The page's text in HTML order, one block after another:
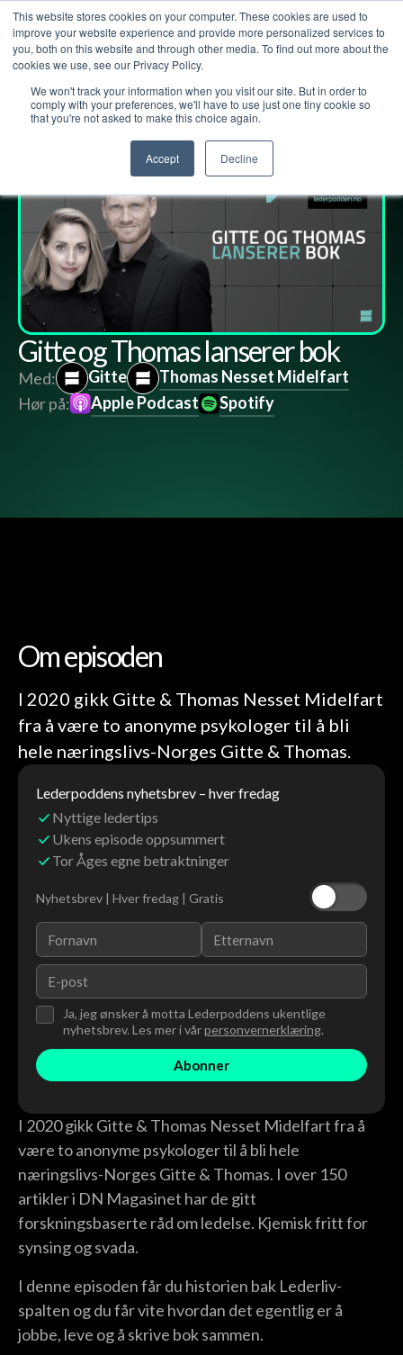
This website stores cookies on your computer. These cookies are used to
improve your website experience and provide more personalized services to
you, both on this website and through other media. To find out more about the
cookies we use, see our Privacy Policy.
We won't track your information when you visit our site. But in order to
comply with your preferences, we'll have to use just one tiny cookie so
that you're not asked to make this choice again.
Accept Decline
Lederpodden 30mar 2023 167 Del
Gitte og Thomas lanserer bok
Med: Gitte
Thomas Nesset Midelfart
Hør på:
Apple Podcast Spotify
Om episoden
I 2020 gikk Gitte & Thomas Nesset Midelfart
fra å være to anonyme psykologer til å bli
hele næringslivs-Norges Gitte & Thomas.
Lederpoddens nyhetsbrev – hver fredag
Nyttige ledertips
Ukens episode oppsummert
Tor Åges egne betraktninger
Nyhetsbrev | Hver fredag | Gratis
Ja, jeg ønsker å motta Lederpoddens ukentlige
nyhetsbrev. Les mer i vårpersonvernerklæring.
I 2020 gikk Gitte & Thomas Nesset Midelfart fra å
være to anonyme psykologer til å bli hele
næringslivs-Norges Gitte & Thomas. I over 150
artikler i DN Magasinet har de gitt
forskningsbaserte råd om ledelse. Kjemisk fritt for
synsing og svada.
I denne episoden får du historien bak Lederliv-
spalten og du får vite hvordan det egentlig er å
jobbe, leve og å skrive bok sammen.